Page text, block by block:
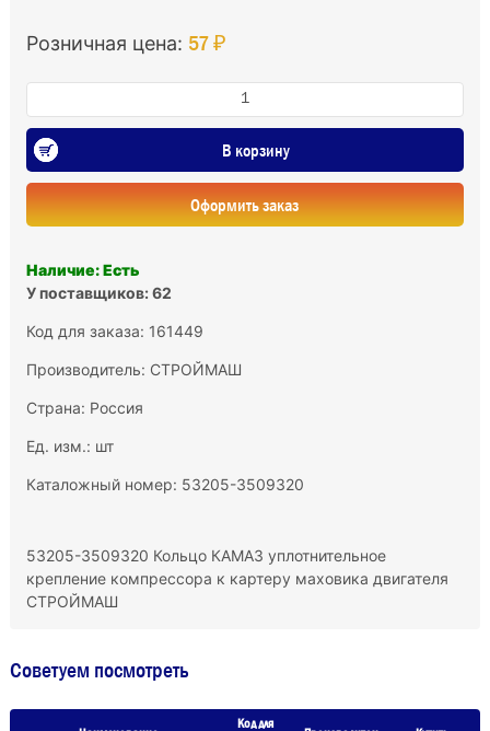
Розничная цена: 57 ₽
В корзину
Оформить заказ
Наличие: Есть
У поставщиков: 62
Код для заказа: 161449
Производитель: СТРОЙМАШ
Страна: Россия
Ед. изм.: шт
Каталожный номер: 53205-3509320
53205-3509320 Кольцо КАМАЗ уплотнительное
крепление компрессора к картеру маховика двигателя
СТРОЙМАШ
Советуем посмотреть
Код для